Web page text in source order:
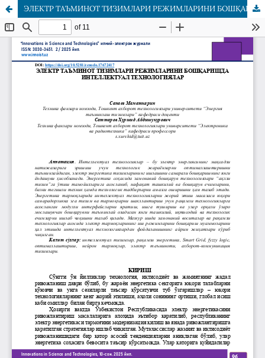
ЭЛЕКТР ТАЪМИНОТ ТИЗИМЛАРИ РЕЖИМЛАРИНИ БОШҚАРИШДА ИНТЕЛЛЕКТУАЛ ТЕХНОЛОГИЯЛАР